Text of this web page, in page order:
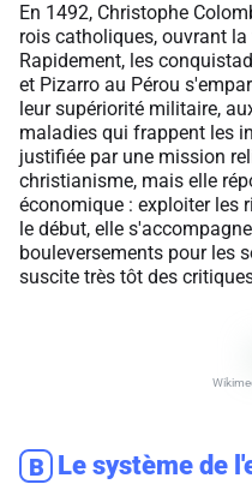
En 1492, Christophe
rois catholiques, ouvrant
Rapidement, les
et Pizarro au Pérou
leur supériorité militaire,
maladies qui frappent les
justifiée par une mission
christianisme, mais elle
économique : exploiter les
le début, elle
bouleversements pour les
suscite très tôt des
B Le système de